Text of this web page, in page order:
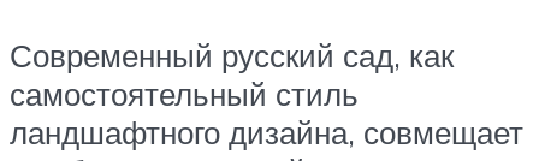
Современный русский сад, как
самостоятельный стиль
ландшафтного дизайна, совмещает